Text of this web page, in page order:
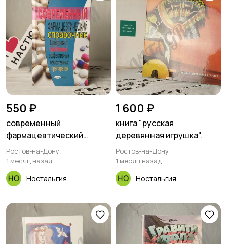
550 ₽
современный
фармацевтический
справочник.
Ростов-на-Дону
1 месяц назад
Ностальгия
1 600 ₽
книга "русская
деревянная игрушка".
Ростов-на-Дону
1 месяц назад
Ностальгия